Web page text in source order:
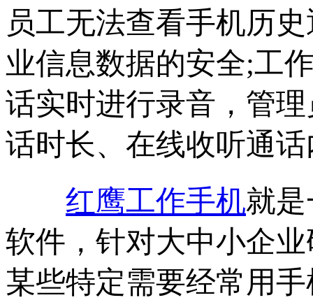
员工无法查看手机历
业信息数据的安全;工
话实时进行录音，管
话时长、在线收听通
红鹰工作手机就
软件，针对大中小企
某些特定需要经常用